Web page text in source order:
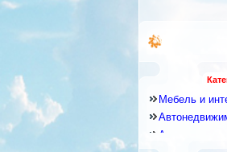
Мебель и
Аренда